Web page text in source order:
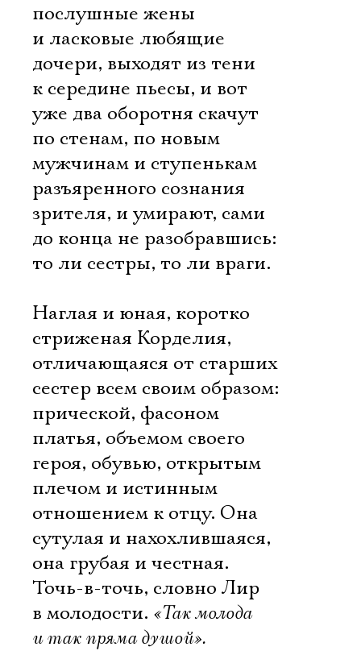
послушные жены
и ласковые любящие
дочери, выходят из тени
к середине пьесы, и вот
уже два оборотня скачут
по стенам, по новым
мужчинам и ступенькам
разъяренного сознания
зрителя, и умирают, сами
до конца не разобравшись:
то ли сестры, то ли враги.
Наглая и юная, коротко
стриженая Корделия,
отличающаяся от старших
сестер всем своим образом:
прической, фасоном
платья, объемом своего
героя, обувью, открытым
плечом и истинным
отношением к отцу. Она
сутулая и нахохлившаяся,
она грубая и честная.
Точь-в-точь, словно Лир
в молодости. «Так молода
и так пряма душой».